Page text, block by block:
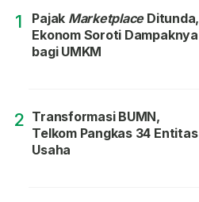
1 Pajak MarketplaceDitunda,
Ekonom Soroti Dampaknya
bagi UMKM
2 Transformasi BUMN,
Telkom Pangkas 34 Entitas
Usaha